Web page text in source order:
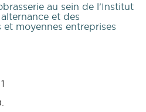
au sein de l'Institut
et des
moyennes entreprises